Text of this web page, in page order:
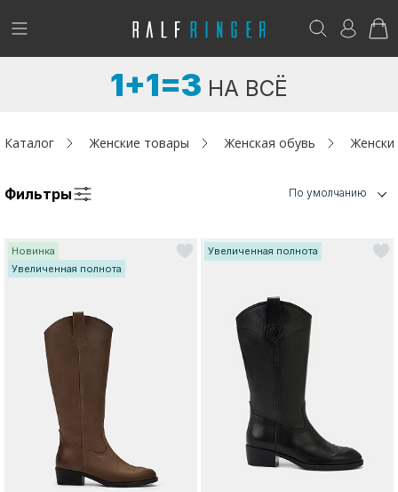
!
Женщинам
Капсула
Акции / Новости
Адреса магазинов
Возникли вопросы? - club@ralf.ru
1+1=3 НА ВСЁ
Каталог Женские товары Женская обувь
Фильтры По умолчанию
Новинка
Увеличенная полнота
Увеличенная полнота